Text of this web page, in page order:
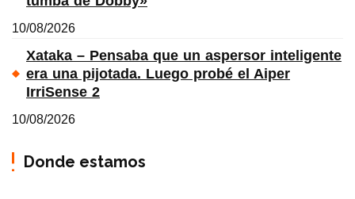
10/08/2026
Xataka – Pensaba que un aspersor inteligente
era una pijotada. Luego probé el Aiper
IrriSense 2
10/08/2026
Donde estamos